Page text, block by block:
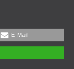
E-Mail